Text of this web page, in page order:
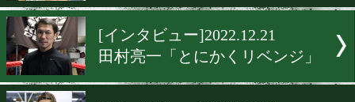
い。圧勝する」
[インタビュー]2022.12.22
新春! 谷口将隆に進化に超